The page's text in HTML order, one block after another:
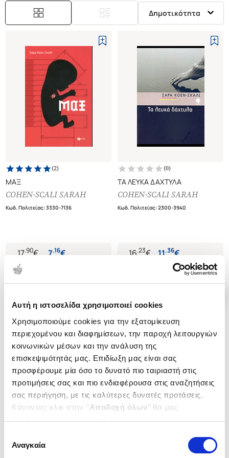
Αυτή η ιστοσελίδα χρησιμοποιεί cookies
Χρησιμοποιούμε cookies για την εξατομίκευση
περιεχομένου και διαφημίσεων, την παροχή λειτουργιών
κοινωνικών μέσων και την ανάλυση της
επισκεψιμότητάς μας. Επιδίωξη μας είναι σας
προσφέρουμε μία όσο το δυνατό πιο ταιριαστή στις
προτιμήσεις σας και πιο ενδιαφέρουσα στις αναζητήσεις
σας περιήγηση, με τις καλύτερες δυνατές προτάσεις.
Κάνοντας κλικ στην ‘’Αποδοχή όλων’’ θα μας
βοηθήσετε να ανταποκριθούμε στα παραπάνω.
ενδιαφέρουν και να επιλέξετε από τα παρακάτω με την
΄΄και να ενημερωθείτε σχετικά με
συγκατάθεσης
Αναγκαία
Δημοτικότητα
(2)
ΜΑΞ
COHEN-SCALI SARAH
Κωδ. Πολιτείας:3330-7136
17.90€
Τιμή Έκδοσης
7.16€
(0)
ΤΑ ΛΕΥΚΑ ΔΑΧΤΥΛΑ
COHEN-SCALI SARAH
Κωδ. Πολιτείας:2300-3940
16.23€ 11.36€
Τιμή Πολιτείας